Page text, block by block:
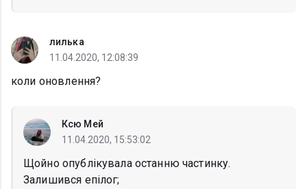
лилька
11.04.2020, 12:08:39
коли оновлення?
Ксю Мей
11.04.2020, 15:53:02
Щойно опублікувала останню частинку.
Залишився епілог;